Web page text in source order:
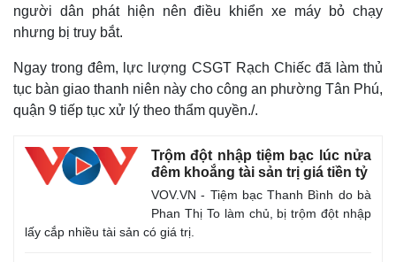
Thế giới
Quan sát
Hồ sơ
Multimedia
Video
Infographic
người dân phát hiện nên điều khiển xe máy bỏ chạy
nhưng bị truy bắt.
Ngay trong đêm, lực lượng CSGT Rạch Chiếc đã làm thủ
tục bàn giao thanh niên này cho công an phường Tân Phú,
quận 9 tiếp tục xử lý theo thẩm quyền./.
Trộm đột nhập tiệm bạc lúc nửa
đêm khoắng tài sản trị giá tiền tỷ
VOV.VN - Tiệm bạc Thanh Bình do bà
Phan Thị To làm chủ, bị trộm đột nhập
lấy cắp nhiều tài sản có giá trị.